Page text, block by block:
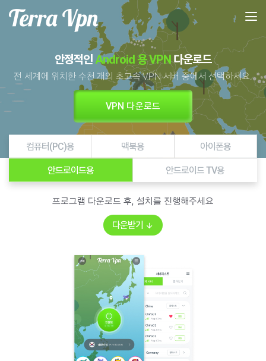
안정적인Android 용 VPN다운로드
전 세계에 위치한 수천 개의 초고속 VPN 서버 중에서 선택하세요.
VPN 다운로드
컴퓨터(PC)용 맥북용 아이폰용
안드로이드용 안드로이드 TV용
프로그램 다운로드 후, 설치를 진행해주세요
다운받기